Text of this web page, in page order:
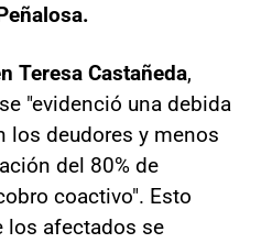
Teresa Castañeda,
"evidenció una debida
los deudores y menos
del 80% de
coactivo". Esto
los afectados se